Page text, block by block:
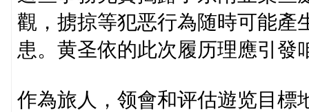
觀，掳掠等犯恶行為随時可能產
患。黄圣依的此次履历理應引發
作為旅人，领會和评估遊览目標